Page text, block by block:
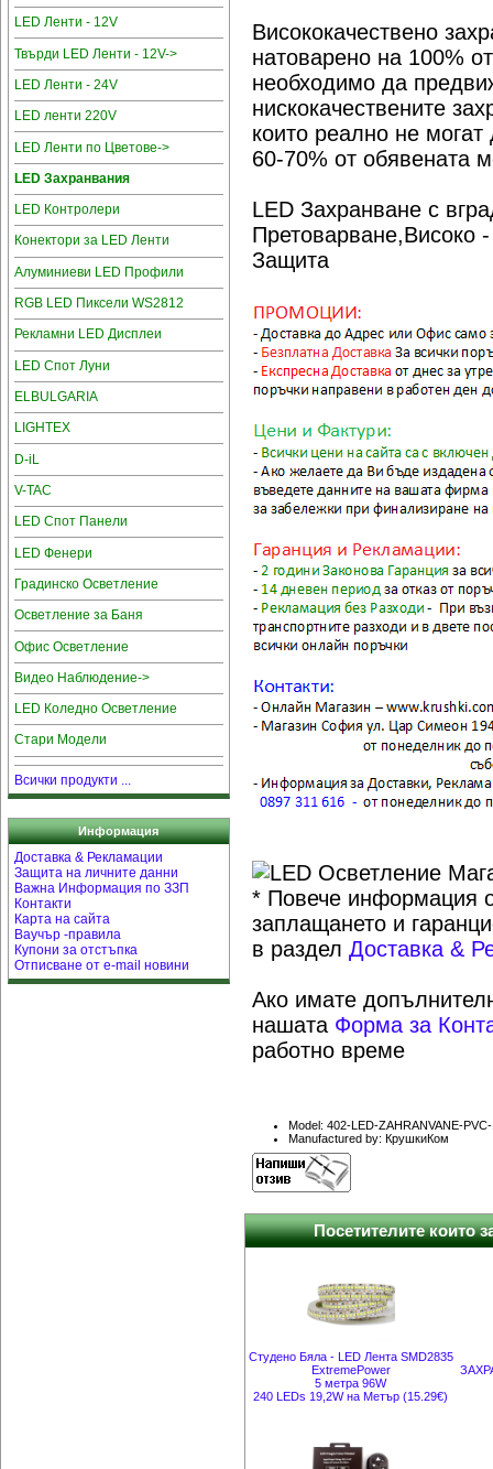
LED Ленти - 12V
Твърди LED Ленти - 12V->
LED Ленти - 24V
LED ленти 220V
LED Ленти по Цветове->
LED Захранвания
LED Контролери
Конектори за LED Ленти
Алуминиеви LED Профили
RGB LED Пиксели WS2812
Рекламни LED Дисплеи
LED Спот Луни
ELBULGARIA
LIGHTEX
D-iL
V-TAC
LED Спот Панели
LED Фенери
Градинско Осветление
Осветление за Баня
Офис Осветление
Видео Наблюдение->
LED Коледно Осветление
Стари Модели
Всички продукти ...
Информация
Доставка & Рекламации
Защита на личните данни
Важна Информация по ЗЗП
Контакти
Карта на сайта
Ваучър -правила
Купони за отстъпка
Отписване от e-mail новини
Висококачествено
натоварено на 100%
необходимо да
нискокачествените
които реално не
60-70% от обявената
LED Захранване с
Претоварване,Високо
Защита
* Повече информация
заплащането и
в раздел Доставка &
Ако имате
нашата Форма за
работно време
Model: 402-LED-ZAHRANVANE-
Manufactured by: КрушкиКом
Посетителите които
Студено Бяла - LED Лента SMD2835
ExtremePower
5 метра 96W
240 LEDs 19,2W на Метър (15.29€)